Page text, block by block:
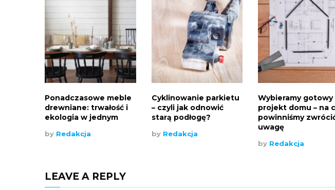
Ponadczasowe meble
drewniane: trwałość i
ekologia w jednym
by Redakcja
Cyklinowanie parkietu
– czyli jak odnowić
starą podłogę?
by Redakcja
Wybieramy gotowy
projekt domu – na
powinniśmy
uwagę
by Redakcja
LEAVE A REPLY